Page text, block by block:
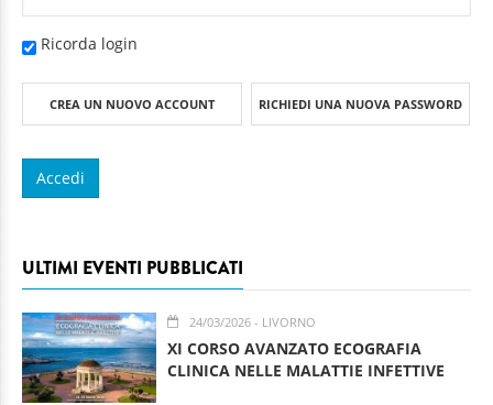
Ricorda login
CREA UN NUOVO ACCOUNT RICHIEDI UNA NUOVA PASSWORD
ULTIMI EVENTI PUBBLICATI
24/03/2026 - LIVORNO
XI CORSO AVANZATO ECOGRAFIA
CLINICA NELLE MALATTIE INFETTIVE